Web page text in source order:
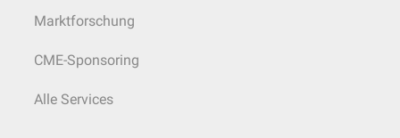
Marktforschung
CME-Sponsoring
Alle Services